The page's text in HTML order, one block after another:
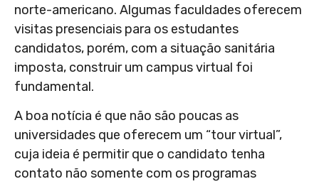
norte-americano. Algumas faculdades oferecem
visitas presenciais para os estudantes
candidatos, porém, com a situação sanitária
imposta, construir um campus virtual foi
fundamental.
A boa notícia é que não são poucas as
universidades que oferecem um “tour virtual”,
cuja ideia é permitir que o candidato tenha
contato não somente com os programas